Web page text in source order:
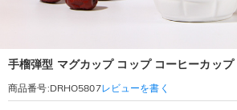
手榴弾型 マグカップ コップ コーヒーカッ
商品番号:DRHO5807レビューを書く